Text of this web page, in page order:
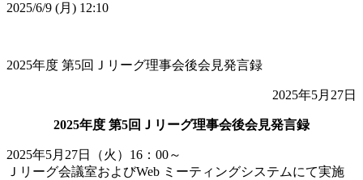
2025/6/9 (月) 12:10
2025年度 第5回Ｊリーグ理事会後会見発言録
2025年5月27日
2025年度 第5回Ｊリーグ理事会後会見発言録
2025年5月27日（火）16：00～
Ｊリーグ会議室およびWeb ミーティングシステムにて実施